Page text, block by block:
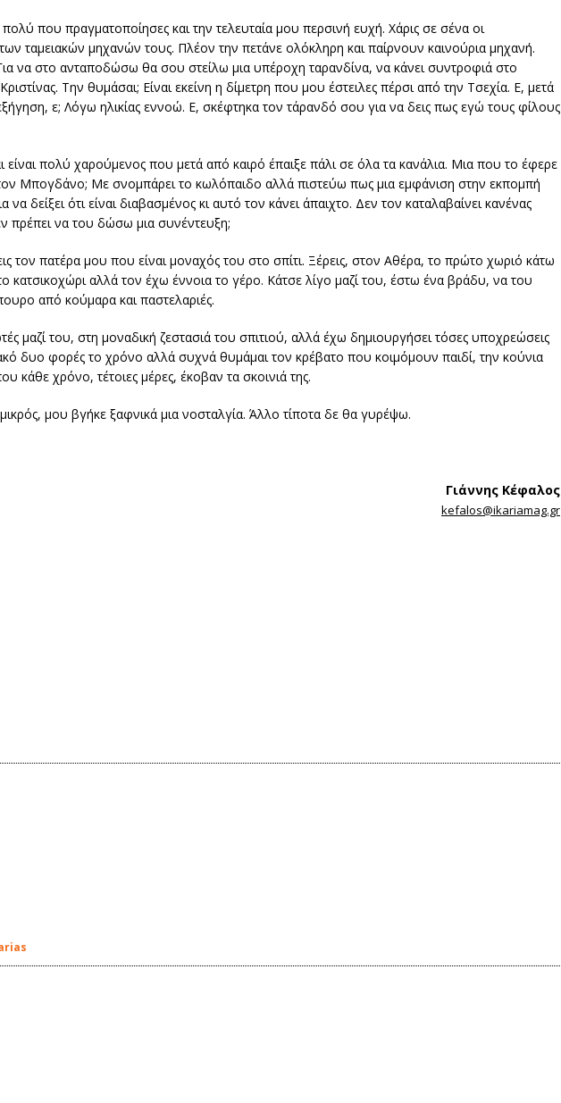
που πραγματοποίησες και την τελευταία μου περσινή ευχή. Χάρις σε σένα οι
ταμειακών μηχανών τους. Πλέον την πετάνε ολόκληρη και παίρνουν καινούρια μηχανή.
να στο ανταποδώσω θα σου στείλω μια υπέροχη ταρανδίνα, να κάνει συντροφιά στο
Την θυμάσαι; Είναι εκείνη η δίμετρη που μου έστειλες πέρσι από την Τσεχία. Ε, μετά
ε; Λόγω ηλικίας εννοώ. Ε, σκέφτηκα τον τάρανδό σου για να δεις πως εγώ τους φίλους
πολύ χαρούμενος που μετά από καιρό έπαιξε πάλι σε όλα τα κανάλια. Μια που το έφερε
Μπογδάνο; Με σνομπάρει το κωλόπαιδο αλλά πιστεύω πως μια εμφάνιση στην εκπομπή
δείξει ότι είναι διαβασμένος κι αυτό τον κάνει άπαιχτο. Δεν τον καταλαβαίνει κανένας
πρέπει να του δώσω μια συνέντευξη;
τον πατέρα μου που είναι μοναχός του στο σπίτι. Ξέρεις, στον Αθέρα, το πρώτο χωριό κάτω
κατσικοχώρι αλλά τον έχω έννοια το γέρο. Κάτσε λίγο μαζί του, έστω ένα βράδυ, να του
από κούμαρα και παστελαριές.
μαζί του, στη μοναδική ζεστασιά του σπιτιού, αλλά έχω δημιουργήσει τόσες υποχρεώσεις
φορές το χρόνο αλλά συχνά θυμάμαι τον κρέβατο που κοιμόμουν παιδί, την κούνια
κάθε χρόνο, τέτοιες μέρες, έκοβαν τα σκοινιά της.
μου βγήκε ξαφνικά μια νοσταλγία. Άλλο τίποτα δε θα γυρέψω.
Γιάννης Κέφαλος
kefalos@ikariamag.gr